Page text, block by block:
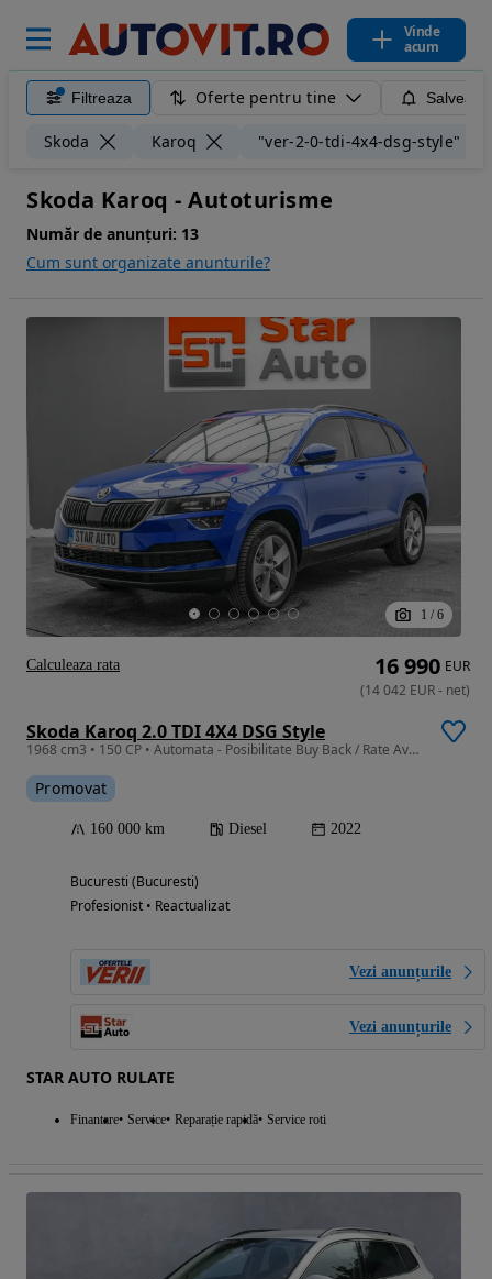
Vinde
acum
Filtreaza Oferte pentru tine
Skoda Karoq "ver-2-0-tdi-4x4-dsg-style"
Skoda Karoq - Autoturisme
Număr de anunțuri: 13
Cum sunt organizate anunturile?
1 / 6
Skoda Karoq 2.0 TDI 4X4 DSG Style
1968 cm3 • 150 CP • Automata - Posibilitate Buy Back / Rate Avans 0% / Garantie 36 Luni
Promovat
160 000 km Diesel 2022
Bucuresti (Bucuresti)
Profesionist • Reactualizat
Vezi anunțurile
Vezi anunțurile
STAR AUTO RULATE
Finantare Service Reparație rapidă Service roti
16 990 EUR
(14 042 EUR- net)
Calculeaza rata